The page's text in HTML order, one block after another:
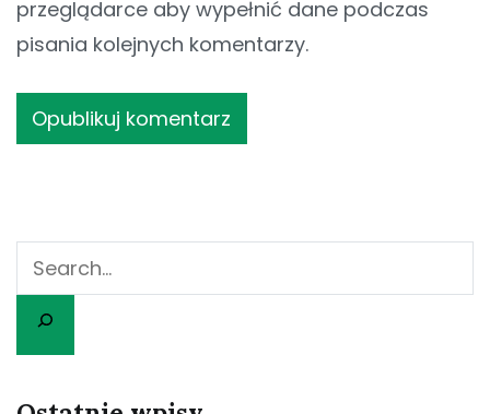
przeglądarce aby wypełnić dane podczas
pisania kolejnych komentarzy.
Szukaj